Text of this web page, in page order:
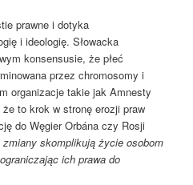
prawne i dotyka
i ideologię. Słowacka
konsensusie, że płeć
przez chromosomy i
organizacje takie jak Amnesty
to krok w stronę erozji praw
do Węgier Orbána czy Rosji
skomplikują życie osobom
ich prawa do